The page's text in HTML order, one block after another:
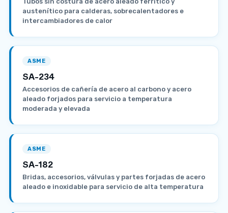
austenítico para calderas, sobrecalentadores e
intercambiadores de calor
ASME
SA-234
Accesorios de cañería de acero al carbono y acero
aleado forjados para servicio a temperatura
moderada y elevada
ASME
SA-182
Bridas, accesorios, válvulas y partes forjadas de acero
aleado e inoxidable para servicio de alta temperatura